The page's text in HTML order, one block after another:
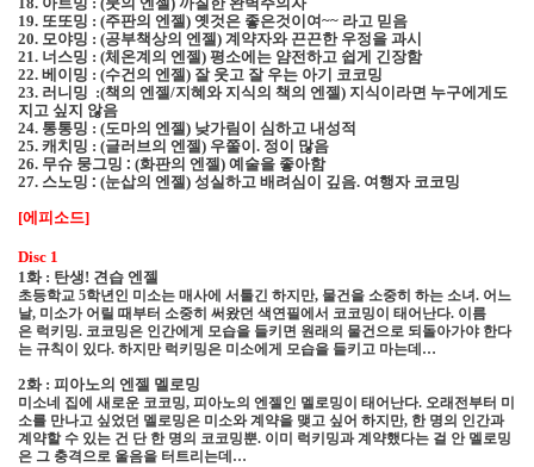
19. 또또밍 : (주판의 엔젤) 옛것은 좋은것이여~~ 라고 믿음
20. 모야밍 : (공부책상의 엔젤) 계약자와 끈끈한 우정을 과시
21. 너스밍 : (체온계의 엔젤) 평소에는 얌전하고 쉽게 긴장함
22. 베이밍 : (수건의 엔젤) 잘 웃고 잘 우는 아기 코코밍
23. 러니밍 :(책의 엔젤/지혜와 지식의 책의 엔젤) 지식이라면 누구에게도
지고 싶지 않음
24. 통통밍 : (도마의 엔젤) 낮가림이 심하고 내성적
25. 캐치밍 : (글러브의 엔젤) 우쭐이. 정이 많음
26. 무슈 뭉그밍 : (화판의 엔젤) 예술을 좋아함
27. 스노밍 : (눈삽의 엔젤) 성실하고 배려심이 깊음. 여행자 코코밍
[에피소드]
Disc 1
1화 : 탄생! 견습 엔젤
초등학교 5학년인 미소는 매사에 서툴긴 하지만, 물건을 소중히 하는 소녀. 어느
날, 미소가 어릴 때부터 소중히 써왔던 색연필에서 코코밍이 태어난다. 이름
은 럭키밍. 코코밍은 인간에게 모습을 들키면 원래의 물건으로 되돌아가야 한다
는 규칙이 있다. 하지만 럭키밍은 미소에게 모습을 들키고 마는데 …
2화 : 피아노의 엔젤 멜로밍
미소네 집에 새로운 코코밍, 피아노의 엔젤인 멜로밍이 태어난다. 오래전부터 미
소를 만나고 싶었던 멜로밍은 미소와 계약을 맺고 싶어 하지만, 한 명의 인간과
계약할 수 있는 건 단 한 명의 코코밍뿐. 이미 럭키밍과 계약했다는 걸 안 멜로밍
은 그 충격으로 울음을 터트리는데 …